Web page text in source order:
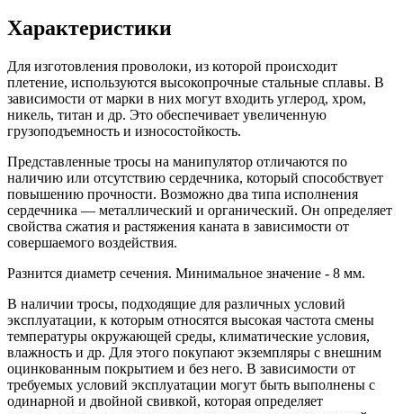
Характеристики
Для изготовления проволоки, из которой происходит
плетение, используются высокопрочные стальные сплавы. В
зависимости от марки в них могут входить углерод, хром,
никель, титан и др. Это обеспечивает увеличенную
грузоподъемность и износостойкость.
Представленные тросы на манипулятор отличаются по
наличию или отсутствию сердечника, который способствует
повышению прочности. Возможно два типа исполнения
сердечника — металлический и органический. Он определяет
свойства сжатия и растяжения каната в зависимости от
совершаемого воздействия.
Разнится диаметр сечения. Минимальное значение - 8 мм.
В наличии тросы, подходящие для различных условий
эксплуатации, к которым относятся высокая частота смены
температуры окружающей среды, климатические условия,
влажность и др. Для этого покупают экземпляры с внешним
оцинкованным покрытием и без него. В зависимости от
требуемых условий эксплуатации могут быть выполнены с
одинарной и двойной свивкой, которая определяет